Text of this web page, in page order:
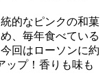
的なピンクの和菓
、毎年食べている
回はローソンに約
ップ！香りも味も